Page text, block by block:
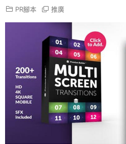
PR腳本 推廣